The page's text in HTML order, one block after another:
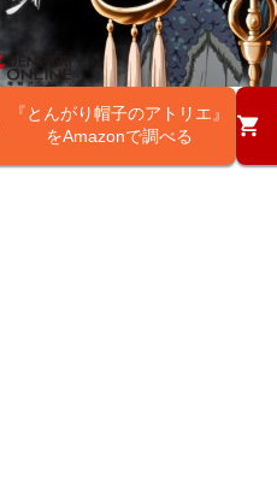
『とんがり帽子のアトリエ』
をAmazonで調べる